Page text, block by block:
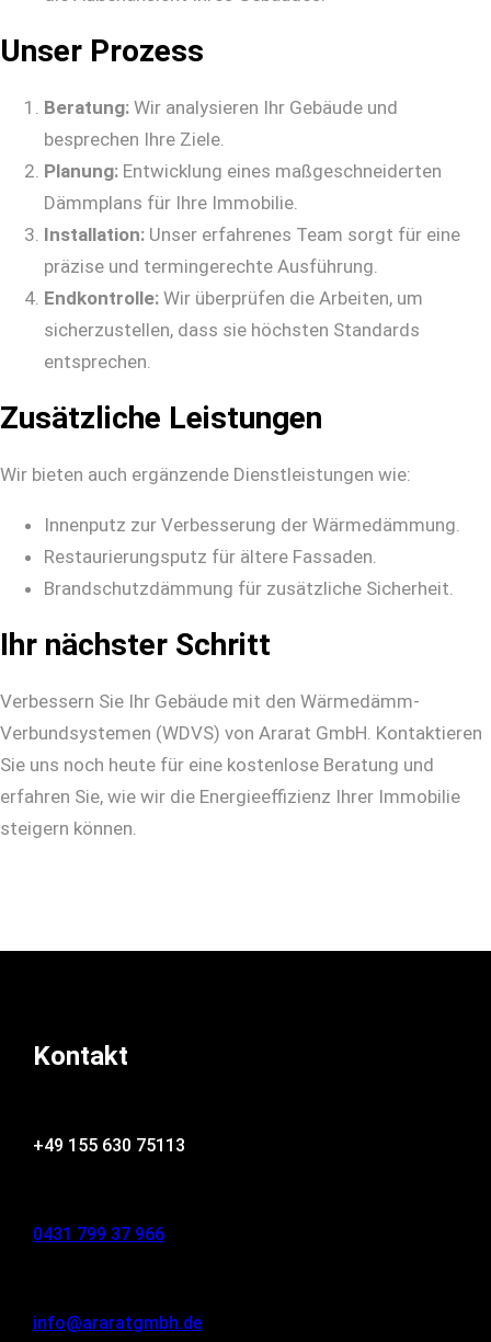
Unser Prozess
Beratung: Wir analysieren Ihr Gebäude und
besprechen Ihre Ziele.
Planung: Entwicklung eines maßgeschneiderten
Dämmplans für Ihre Immobilie.
Installation: Unser erfahrenes Team sorgt für eine
präzise und termingerechte Ausführung.
Endkontrolle: Wir überprüfen die Arbeiten, um
sicherzustellen, dass sie höchsten Standards
entsprechen.
Zusätzliche Leistungen
Wir bieten auch ergänzende Dienstleistungen wie:
Innenputz zur Verbesserung der Wärmedämmung.
Restaurierungsputz für ältere Fassaden.
Brandschutzdämmung für zusätzliche Sicherheit.
Ihr nächster Schritt
Verbessern Sie Ihr Gebäude mit den Wärmedämm-
Verbundsystemen (WDVS) von Ararat GmbH. Kontaktieren
Sie uns noch heute für eine kostenlose Beratung und
erfahren Sie, wie wir die Energieeffizienz Ihrer Immobilie
steigern können.
Kontakt
+49 155 630 75113
0431 799 37 966
info@araratgmbh.de